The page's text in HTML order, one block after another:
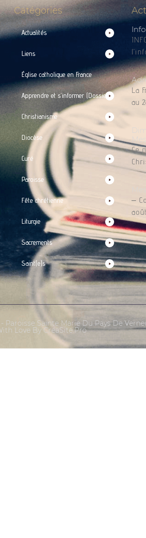
Catégories
Actualités
Liens
Église catholique en France
Apprendre et s’informer (Dossiers)
Christianisme
Diocèse
Curé
Paroisse
Fête chrétienne
Liturgie
Sacrements
Saint(e)s
La
au
Ce
–
Paroisse Sainte Marie Du Pays De
Love By CreaSite.Pro